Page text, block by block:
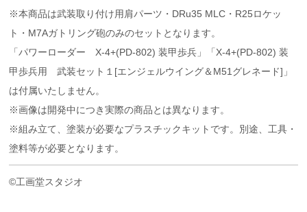
※本商品は武装取り付け用肩パーツ・DRu35 MLC・R25ロケッ
ト・M7Aガトリング砲のみのセットとなります。
「パワーローダー X-4+(PD-802) 装甲歩兵」「X-4+(PD-802) 装
甲歩兵用 武装セット１[エンジェルウイング＆M51グレネード]」
は付属いたしません。
※画像は開発中につき実際の商品とは異なります。
※組み立て、塗装が必要なプラスチックキットです。別途、工具・
塗料等が必要となります。
©工画堂スタジオ